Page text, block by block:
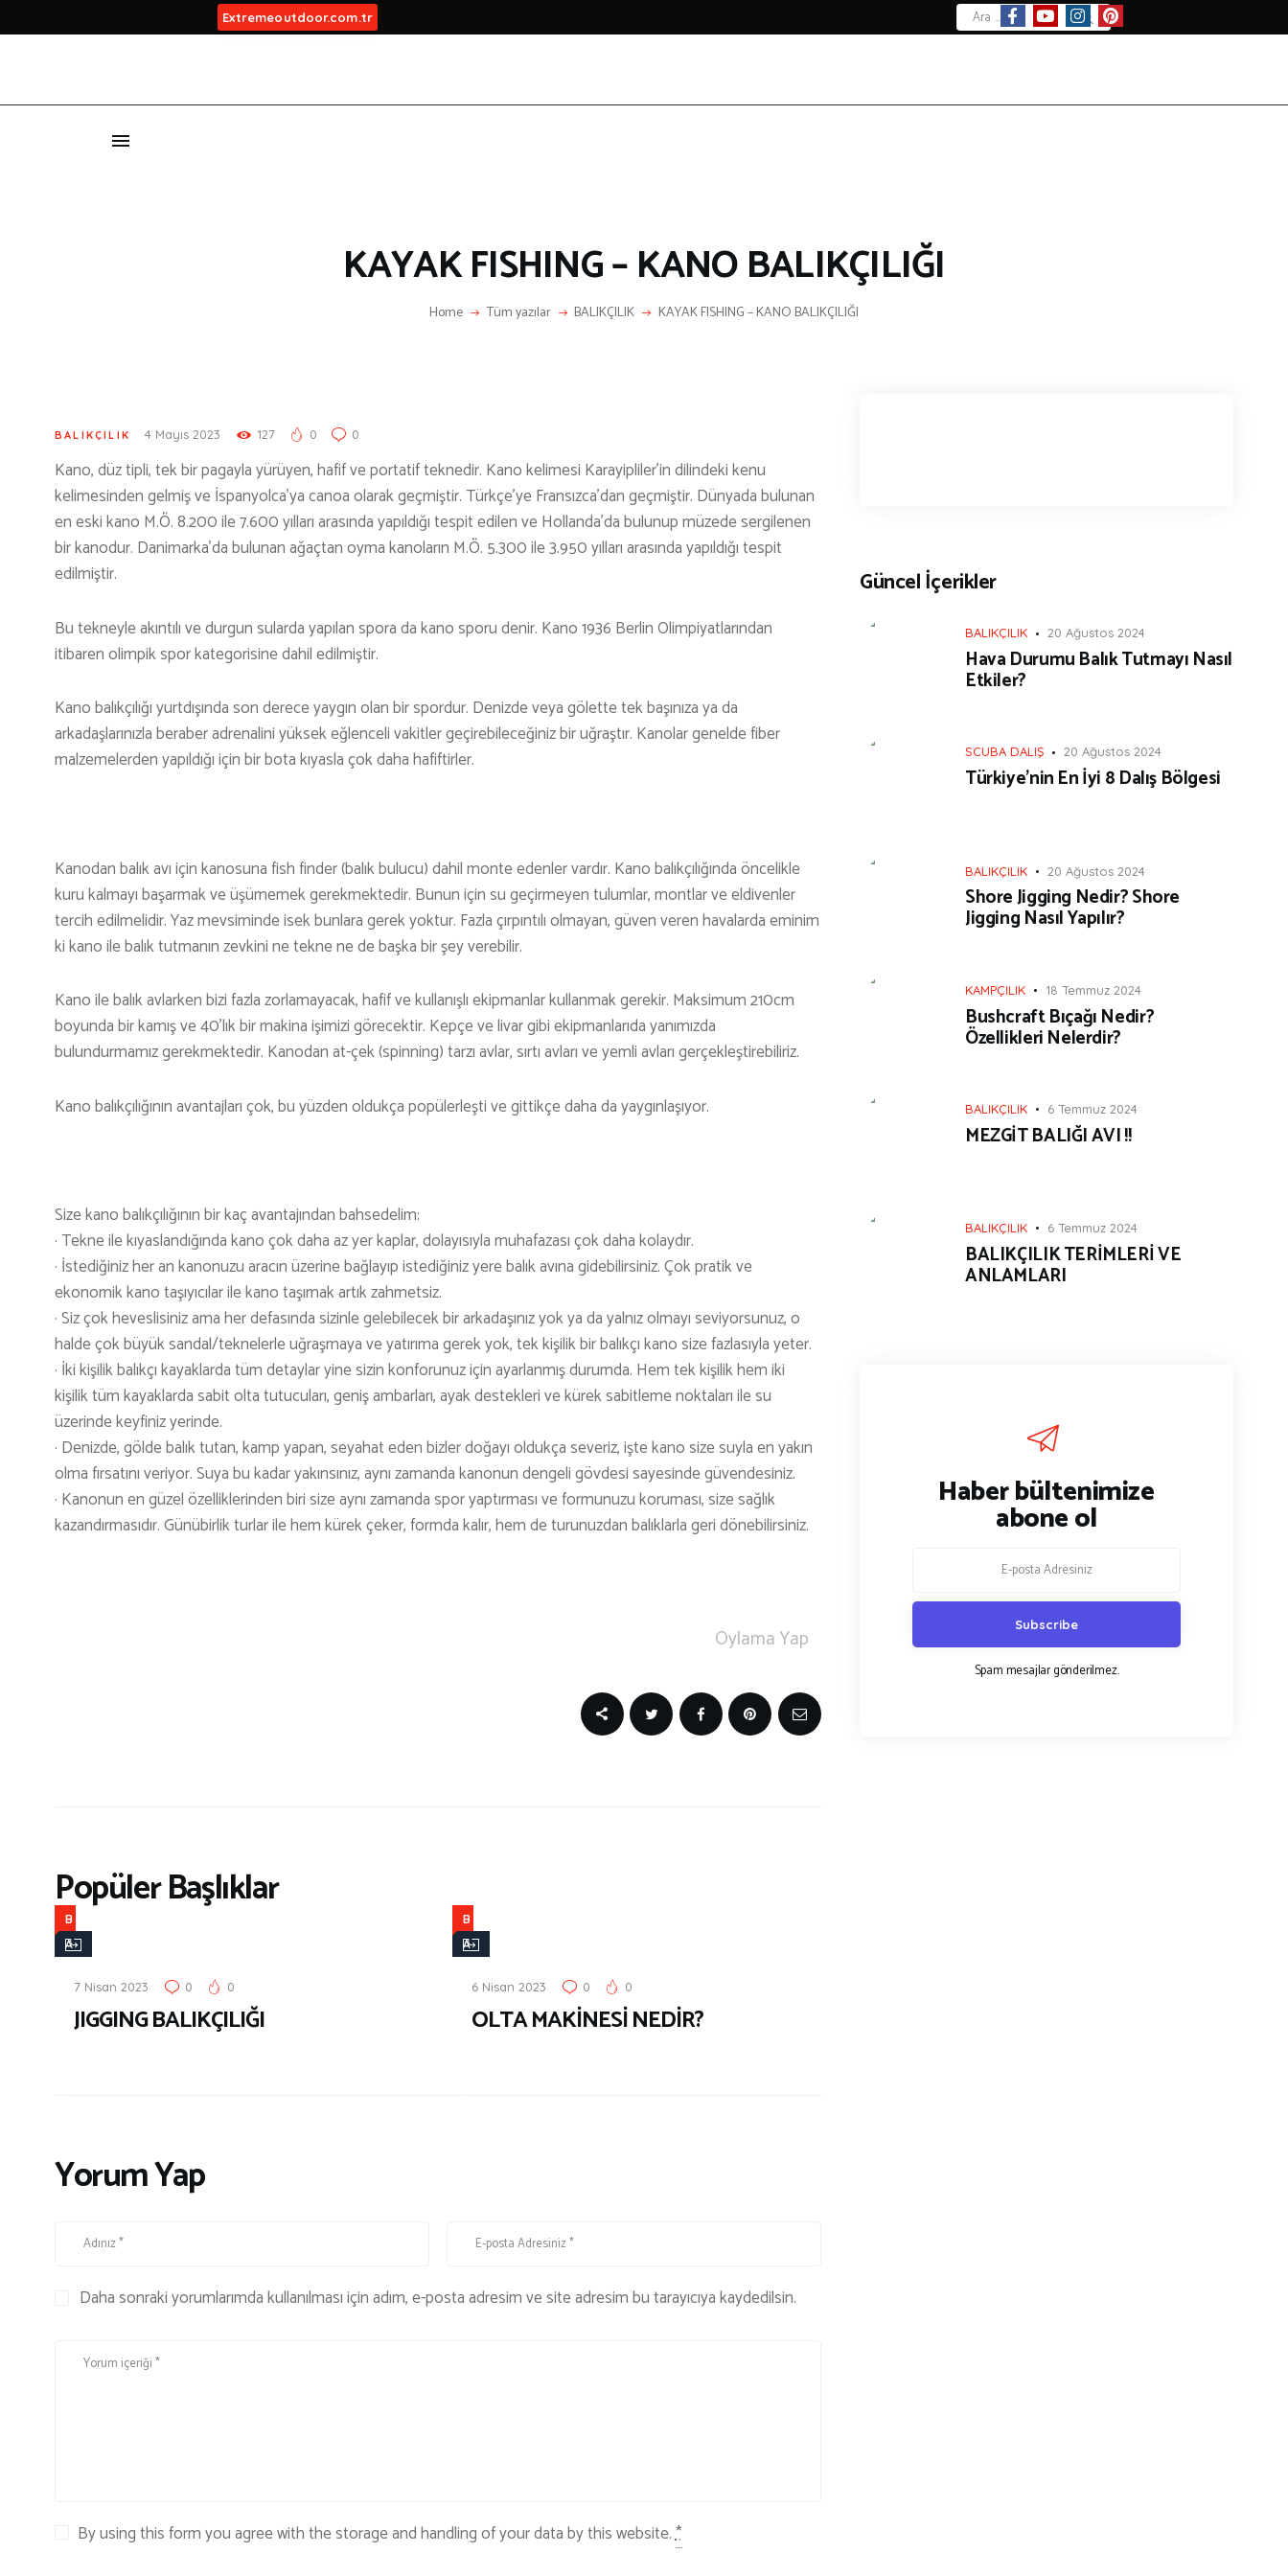
Extremeoutdoor.com.tr Arama:
KAYAK FISHING – KANO BALIKÇILIĞI
Home Tüm yazılar BALIKÇILIK KAYAK FISHING – KANO BALIKÇILIĞI
HAKKIMIZDA
KATEGORİLER
AİRSOFT & PAİNTBALL
AYAKKABI
BALIKÇILIK
BİSİKLET
DENİZ & HAVUZ
GİYİM
KARAVAN
OTO | MOTO
KAYAK
PET SHOP
YAŞAM VE SAĞLIK
SCUBA DALIŞ
SPOR & FİTNESS
TEKNE & YAT
TEKNOLOJİ
TENİS
TIRMANIŞ
YÜRÜYÜŞ
YÜZME
ARŞİVLER
BALIKÇILIK 4 Mayıs 2023 127 0 0
Kano, düz tipli, tek bir pagayla yürüyen, hafif ve portatif teknedir. Kano kelimesi Karayipliler’in dilindeki kenu
kelimesinden gelmiş ve İspanyolca’ya canoa olarak geçmiştir. Türkçe’ye Fransızca’dan geçmiştir. Dünyada bulunan
en eski kano M.Ö. 8.200 ile 7.600 yılları arasında yapıldığı tespit edilen ve Hollanda’da bulunup müzede sergilenen
bir kanodur. Danimarka’da bulunan ağaçtan oyma kanoların M.Ö. 5.300 ile 3.950 yılları arasında yapıldığı tespit
edilmiştir.
Bu tekneyle akıntılı ve durgun sularda yapılan spora da kano sporu denir. Kano 1936 Berlin Olimpiyatlarından
itibaren olimpik spor kategorisine dahil edilmiştir.
Kano balıkçılığı yurtdışında son derece yaygın olan bir spordur. Denizde veya gölette tek başınıza ya da
arkadaşlarınızla beraber adrenalini yüksek eğlenceli vakitler geçirebileceğiniz bir uğraştır. Kanolar genelde fiber
malzemelerden yapıldığı için bir bota kıyasla çok daha hafiftirler.
Kanodan balık avı için kanosuna fish finder (balık bulucu) dahil monte edenler vardır. Kano balıkçılığında öncelikle
kuru kalmayı başarmak ve üşümemek gerekmektedir. Bunun için su geçirmeyen tulumlar, montlar ve eldivenler
tercih edilmelidir. Yaz mevsiminde isek bunlara gerek yoktur. Fazla çırpıntılı olmayan, güven veren havalarda eminim
ki kano ile balık tutmanın zevkini ne tekne ne de başka bir şey verebilir.
Kano ile balık avlarken bizi fazla zorlamayacak, hafif ve kullanışlı ekipmanlar kullanmak gerekir. Maksimum 210cm
boyunda bir kamış ve 40’lık bir makina işimizi görecektir. Kepçe ve livar gibi ekipmanlarıda yanımızda
bulundurmamız gerekmektedir. Kanodan at-çek (spinning) tarzı avlar, sırtı avları ve yemli avları gerçekleştirebiliriz.
Kano balıkçılığının avantajları çok, bu yüzden oldukça popülerleşti ve gittikçe daha da yaygınlaşıyor.
Size kano balıkçılığının bir kaç avantajından bahsedelim:
· Tekne ile kıyaslandığında kano çok daha az yer kaplar, dolayısıyla muhafazası çok daha kolaydır.
· İstediğiniz her an kanonuzu aracın üzerine bağlayıp istediğiniz yere balık avına gidebilirsiniz. Çok pratik ve
ekonomik kano taşıyıcılar ile kano taşımak artık zahmetsiz.
· Siz çok heveslisiniz ama her defasında sizinle gelebilecek bir arkadaşınız yok ya da yalnız olmayı seviyorsunuz, o
halde çok büyük sandal/teknelerle uğraşmaya ve yatırıma gerek yok, tek kişilik bir balıkçı kano size fazlasıyla yeter.
· İki kişilik balıkçı kayaklarda tüm detaylar yine sizin konforunuz için ayarlanmış durumda. Hem tek kişilik hem iki
kişilik tüm kayaklarda sabit olta tutucuları, geniş ambarları, ayak destekleri ve kürek sabitleme noktaları ile su
üzerinde keyfiniz yerinde.
· Denizde, gölde balık tutan, kamp yapan, seyahat eden bizler doğayı oldukça severiz, işte kano size suyla en yakın
olma fırsatını veriyor. Suya bu kadar yakınsınız, aynı zamanda kanonun dengeli gövdesi sayesinde güvendesiniz.
· Kanonun en güzel özelliklerinden biri size aynı zamanda spor yaptırması ve formunuzu koruması, size sağlık
kazandırmasıdır. Günübirlik turlar ile hem kürek çeker, formda kalır, hem de turunuzdan balıklarla geri dönebilirsiniz.
Oylama Yap
Popüler Başlıklar
B
A
7 Nisan 2023 0 0
JIGGING BALIKÇILIĞI
B
A
6 Nisan 2023 0 0
OLTA MAKİNESİ NEDİR?
Yorum Yap
Daha sonraki yorumlarımda kullanılması için adım, e-posta adresim ve site adresim bu tarayıcıya kaydedilsin.
By using this form you agree with the storage and handling of your data by this website.*
Güncel İçerikler
BALIKÇILIK 20 Ağustos 2024
Hava Durumu Balık Tutmayı Nasıl
Etkiler?
SCUBA DALIŞ 20 Ağustos 2024
Türkiye’nin En İyi 8 Dalış Bölgesi
BALIKÇILIK 20 Ağustos 2024
Shore Jigging Nedir? Shore
Jigging Nasıl Yapılır?
KAMPÇILIK 18 Temmuz 2024
Bushcraft Bıçağı Nedir?
Özellikleri Nelerdir?
BALIKÇILIK 6 Temmuz 2024
MEZGİT BALIĞI AVI !!
BALIKÇILIK 6 Temmuz 2024
BALIKÇILIK TERİMLERİ VE
ANLAMLARI
Haber bültenimize
abone ol
Spam mesajlar gönderilmez.